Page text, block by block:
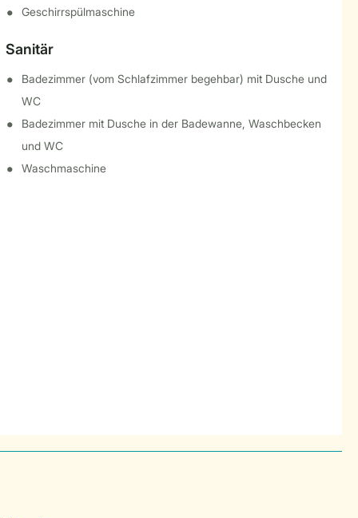
Geschirrspülmaschine
Sanitär
Badezimmer (vom Schlafzimmer begehbar) mit Dusche und
WC
Badezimmer mit Dusche in der Badewanne, Waschbecken
und WC
Waschmaschine